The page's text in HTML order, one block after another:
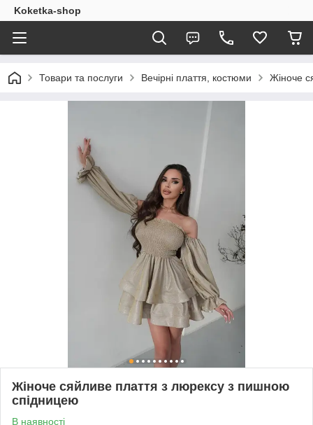
Koketka-shop
Товари та послуги Вечірні плаття, костюми Жіноче
Жіноче сяйливе плаття з люрексу з пишною
спідницею
В наявності